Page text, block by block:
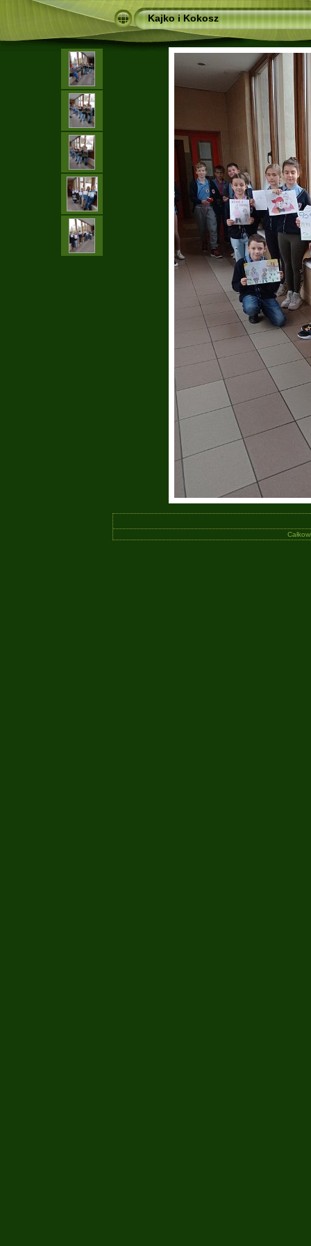
Kajko i Kokosz